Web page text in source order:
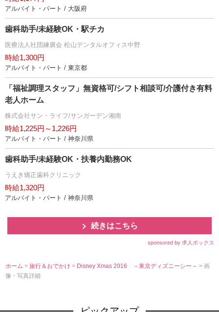
アルバイト・パート / 大阪府
歯科助手/未経験OK・駅チカ
医療法人社団練廣会 松山デンタルオフィス中野
時給1,300円
アルバイト・パート / 東京都
「福祉調理スタッフ」無資格可/シフト相談可/介護付き有料
老人ホーム
株式会社サン・ライフ/サンガーデン湘南
時給1,225円～1,226円
アルバイト・パート / 神奈川県
歯科助手/未経験OK・扶養内勤務OK
うえき矯正歯科クリニック
時給1,320円
アルバイト・パート / 神奈川県
続きはこちら
sponsored by 求人ボックス
ホーム >旅行＆おでかけ> Disney Xmas 2016 －東京ディズニーシー－> 画
像・写真詳細